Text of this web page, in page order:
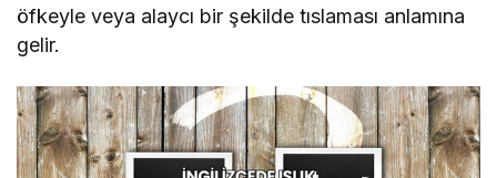
öfkeyle veya alaycı bir şekilde tıslaması anlamına
gelir.